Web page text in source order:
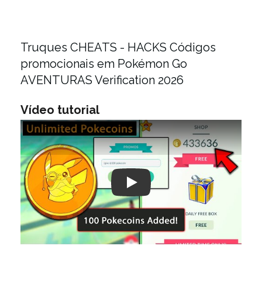
Truques CHEATS - HACKS Códigos
promocionais em Pokémon Go
AVENTURAS Verification 2026
Vídeo tutorial
Play: Keynote (Google I/O '18)